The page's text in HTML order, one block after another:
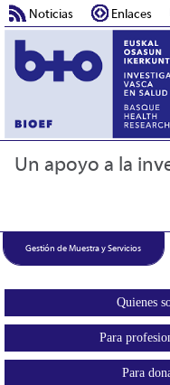
Noticias Enlaces
Un apoyo a la
Gestión de Muestra y Servicios
Quienes
Para
Para